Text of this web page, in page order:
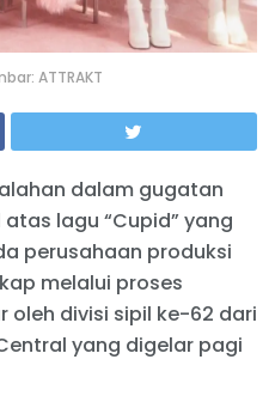
ATTRAKT
dalam gugatan
lagu “Cupid” yang
perusahaan produksi
melalui proses
oleh divisi sipil ke-62 dari
yang digelar pagi